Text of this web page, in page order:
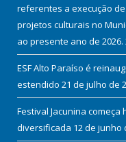
referentes a execução
projetos culturais no
ao presente ano de 2026.
ESF Alto Paraíso é
estendido 21 de julho de
Festival Jacunina começa
diversificada 12 de junho